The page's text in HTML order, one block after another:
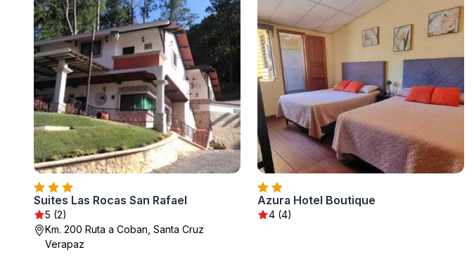
Suites Las Rocas San Rafael
5 (2)
Km. 200 Ruta a Coban, Santa Cruz
Verapaz
Azura Hotel Boutique
4 (4)